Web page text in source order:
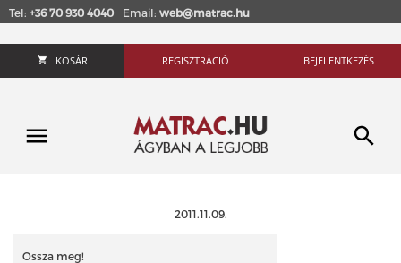
Tel: +36 70 930 4040 Email: web@matrac.hu
KOSÁR REGISZTRÁCIÓ BEJELENTKEZÉS
2011.11.09.
Ossza meg!